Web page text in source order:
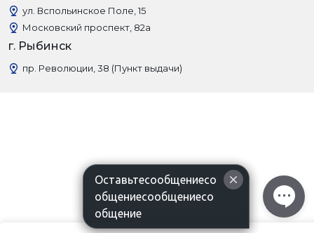
ул. Вспольинское Поле, 15
Московский проспект, 82а
г. Рыбинск
пр. Революции, 38 (Пункт выдачи)
Оставьтесообщениесо
общениесообщениесо
общение